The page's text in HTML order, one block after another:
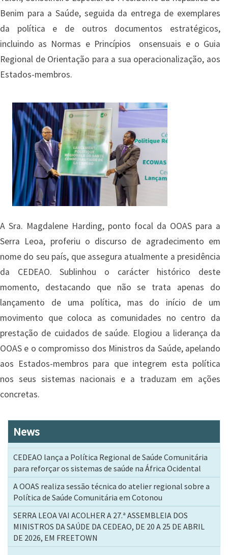
Benim para a Saúde, seguida da entrega de exemplares
da política e de outros documentos estratégicos,
incluindo as Normas e Princípios onsensuais e o Guia
Regional de Orientação para a sua operacionalização, aos
Estados-membros.
Imagem
A Sra. Magdalene Harding, ponto focal da OOAS para a
Serra Leoa, proferiu o discurso de agradecimento em
nome do seu país, que assegura atualmente a presidência
da CEDEAO. Sublinhou o carácter histórico deste
momento, destacando que não se trata apenas do
lançamento de uma política, mas do início de um
movimento que coloca as comunidades no centro da
prestação de cuidados de saúde. Elogiou a liderança da
OOAS e o compromisso dos Ministros da Saúde, apelando
aos Estados-membros para que integrem esta política
nos seus sistemas nacionais e a traduzam em ações
concretas.
News
CEDEAO lança a Política Regional de Saúde Comunitária
para reforçar os sistemas de saúde na África Ocidental
A OOAS realiza sessão técnica do atelier regional sobre a
Política de Saúde Comunitária em Cotonou
SERRA LEOA VAI ACOLHER A 27.ª ASSEMBLEIA DOS
MINISTROS DA SAÚDE DA CEDEAO, DE 20 A 25 DE ABRIL
DE 2026, EM FREETOWN